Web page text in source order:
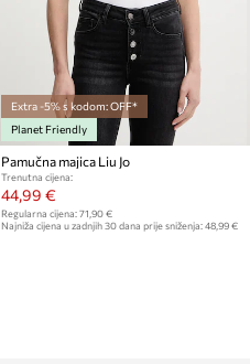
Extra -5% s kodom: OFF*
Planet Friendly
Pamučna majica Liu Jo
Trenutna cijena:
44,99 €
Regularna cijena:71,90 €
Najniža cijena u zadnjih 30 dana prije sniženja:48,99 €